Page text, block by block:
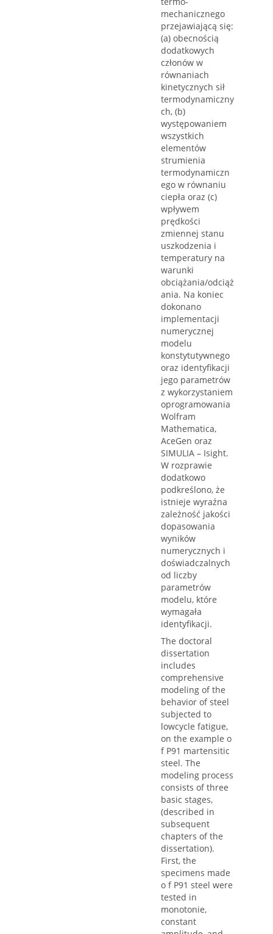
mechanicznego
przejawiającą się:
(a) obecnością
dodatkowych
członów w
równaniach
kinetycznych sił
termodynamiczny
ch, (b)
występowaniem
wszystkich
elementów
strumienia
termodynamiczn
ego w równaniu
ciepła oraz (c)
wpływem
prędkości
zmiennej stanu
uszkodzenia i
temperatury na
warunki
obciążania/odciąż
ania. Na koniec
dokonano
implementacji
numerycznej
modelu
konstytutywnego
oraz identyfikacji
jego parametrów
z wykorzystaniem
oprogramowania
Wolfram
Mathematica,
AceGen oraz
SIMULIA – Isight.
W rozprawie
dodatkowo
podkreślono, że
istnieje wyraźna
zależność jakości
dopasowania
wyników
numerycznych i
doświadczalnych
od liczby
parametrów
modelu, które
wymagała
identyfikacji.
The doctoral
dissertation
includes
comprehensive
modeling of the
behavior of steel
subjected to
lowcycle fatigue,
on the example o
f P91 martensitic
steel. The
modeling process
consists of three
basic stages,
(described in
subsequent
chapters of the
dissertation).
First, the
specimens made
o f P91 steel were
tested in
monotonie,
constant